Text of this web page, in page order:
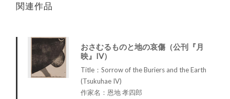
関連作品
おさむるものと地の哀傷（公刊『月
映』IV）
Title：Sorrow of the Buriers and the Earth
(Tsukuhae IV)
作家名：恩地 孝四郎